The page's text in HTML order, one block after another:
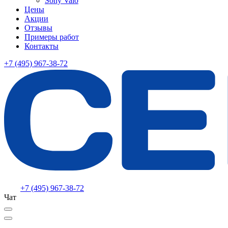
Цены
Акции
Отзывы
Примеры работ
Контакты
+7 (495) 967-38-72
+7 (495) 967-38-72
Чат